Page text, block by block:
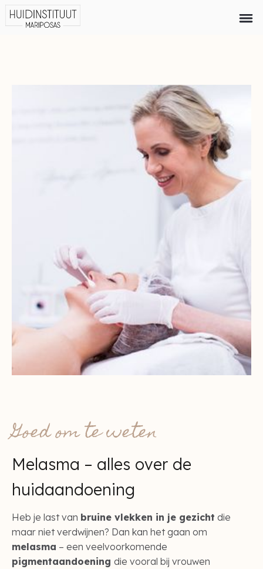
Goed om te weten
Melasma – alles over de
huidaandoening
Heb je last van bruine vlekken in je gezicht die
maar niet verdwijnen? Dan kan het gaan om
melasma – een veelvoorkomende
pigmentaandoening die vooral bij vrouwen